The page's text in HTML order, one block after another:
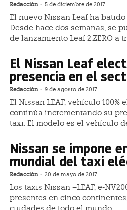
Redacción - 5 de diciembre de 2017
El nuevo Nissan Leaf ha
Desde hace dos semanas, se
de lanzamiento Leaf 2.ZERO a
El Nissan Leaf
presencia en el
Redacción - 9 de agosto de 2017
El Nissan LEAF, vehículo 100%
continúa incrementando su
taxi. El modelo es el vehículo
Nissan se impone
mundial del taxi
Redacción - 20 de mayo de 2017
Los taxis Nissan –LEAF, e-
presentes en cinco continentes,